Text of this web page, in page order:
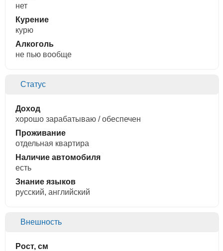
нет
Курение
курю
Алкоголь
не пью вообще
Статус
Доход
хорошо зарабатываю / обеспечен
Проживание
отдельная квартира
Наличие автомобиля
есть
Знание языков
русский, английский
Внешность
Рост, см